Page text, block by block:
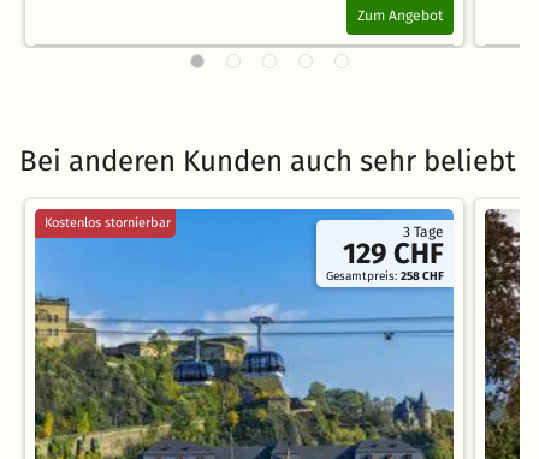
Zum Angebot
Bei anderen Kunden auch sehr beliebt
3 Tage
129 CHF
Gesamtpreis:258 CHF
Kostenlos stornierbar